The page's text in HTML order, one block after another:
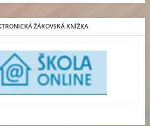
ŽÁKOVSKÁ KNÍŽKA